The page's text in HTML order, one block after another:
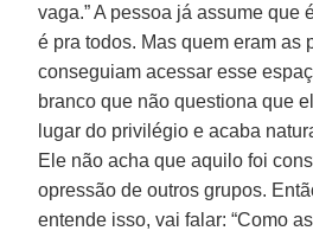
vaga.” A pessoa já assume que
é pra todos. Mas quem eram as
conseguiam acessar esse
branco que não questiona que
lugar do privilégio e acaba
Ele não acha que aquilo foi
opressão de outros grupos.
entende isso, vai falar: “Como